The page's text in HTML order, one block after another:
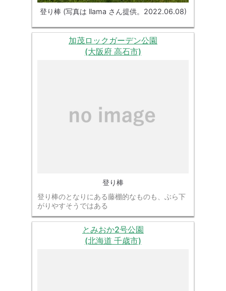
登り棒 (写真は llama さん提供。2022.06.08)
加茂ロックガーデン公園
(大阪府 高石市)
登り棒
登り棒のとなりにある藤棚的なものも、ぶら下
がりやすそうではある
とみおか2号公園
(北海道 千歳市)